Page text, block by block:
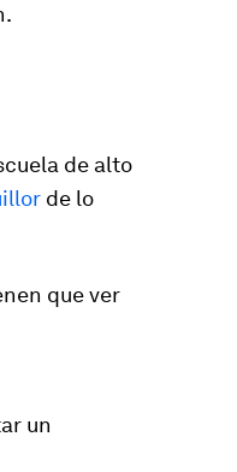
de alto
de lo
que ver
un